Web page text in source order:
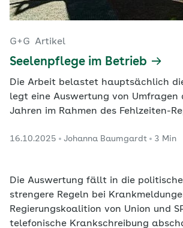
G+G Artikel
Seelenpflege im Betrieb
Die Arbeit belastet hauptsächlich
legt eine Auswertung von Umfragen
Jahren im Rahmen des Fehlzeiten-
können Arbeitgeber gegensteuern.
16.10.2025 Johanna Baumgardt 3 Min
Die Auswertung fällt in die
strengere Regeln bei
Regierungskoalition von Union und
telefonische Krankschreibung